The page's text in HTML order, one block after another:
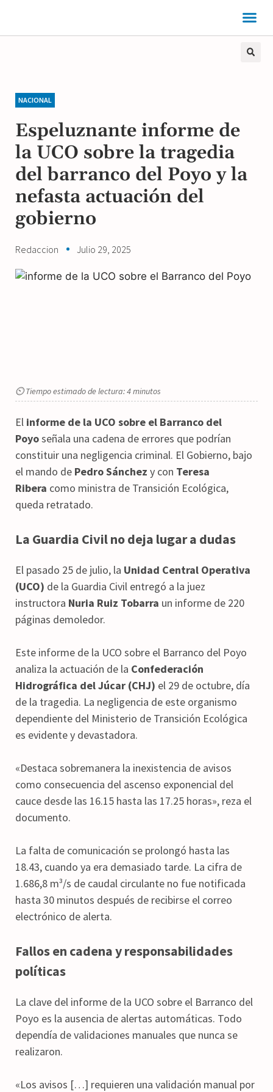
NACIONAL
Espeluznante informe de
la UCO sobre la tragedia
del barranco del Poyo y la
nefasta actuación del
gobierno
Redaccion Julio 29, 2025
⏲ Tiempo estimado de lectura: 4 minutos
El informe de la UCO sobre el Barranco del
Poyoseñala una cadena de errores que podrían
constituir una negligencia criminal. El Gobierno, bajo
el mando de Pedro Sánchez y con Teresa
Ribera como ministra de Transición Ecológica,
queda retratado.
La Guardia Civil no deja lugar a dudas
El pasado 25 de julio, la Unidad Central Operativa
(UCO) de la Guardia Civil entregó a la juez
instructora Nuria Ruiz Tobarra un informe de 220
páginas demoledor.
Este informe de la UCO sobre el Barranco del Poyo
analiza la actuación de la Confederación
Hidrográfica del Júcar (CHJ) el 29 de octubre, día
de la tragedia. La negligencia de este organismo
dependiente del Ministerio de Transición Ecológica
es evidente y devastadora.
«Destaca sobremanera la inexistencia de avisos
como consecuencia del ascenso exponencial del
cauce desde las 16.15 hasta las 17.25 horas», reza el
documento.
La falta de comunicación se prolongó hasta las
18.43, cuando ya era demasiado tarde. La cifra de
1.686,8 m³/s de caudal circulante no fue notificada
hasta 30 minutos después de recibirse el correo
electrónico de alerta.
Fallos en cadena y responsabilidades
políticas
La clave del informe de la UCO sobre el Barranco del
Poyo es la ausencia de alertas automáticas. Todo
dependía de validaciones manuales que nunca se
realizaron.
«Los avisos […] requieren una validación manual por